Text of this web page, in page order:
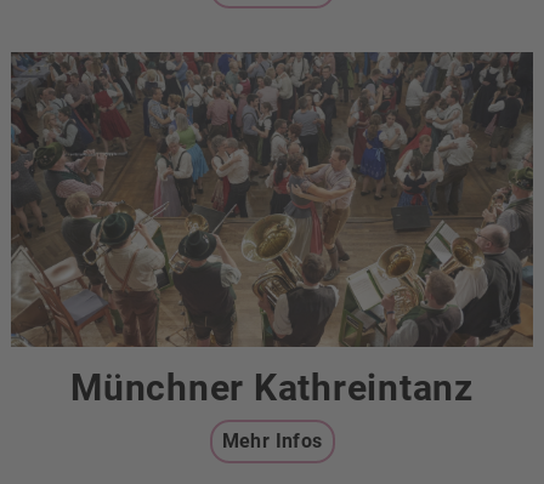
Münchner Kathreintanz
Mehr Infos